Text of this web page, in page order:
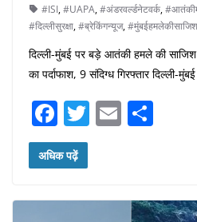
#ISI,#UAPA,#अंडरवर्ल्डनेटवर्क,
#दिल्लीसुरक्षा,#ब्रेकिंगन्यूज,#मुंबईहमलेकीसाजिश
दिल्ली-मुंबई पर बड़े आतंकी हमले की
का पर्दाफाश, 9 संदिग्ध गिरफ्तार दिल्ली-
F
a
c
T E
अधिक पढ़ें